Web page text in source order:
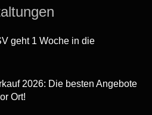
geht 1 Woche in die
2026: Die besten Angebote
Ort!